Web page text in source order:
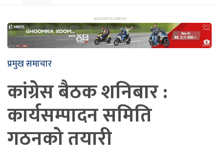
प्रमुख समाचार
कांग्रेस बैठक शनिबार :
कार्यसम्पादन समिति
गठनको तयारी